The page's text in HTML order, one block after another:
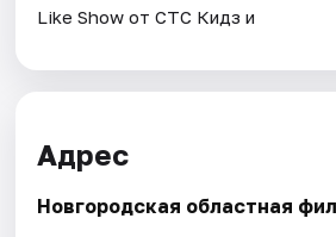
Like Show от СТС Кидз и
Адрес
Новгородская областная